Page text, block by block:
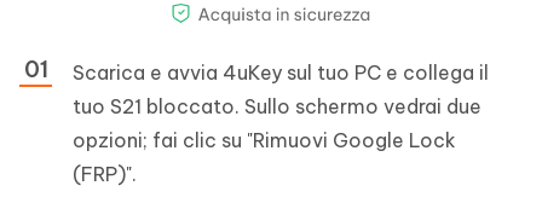
Scarica e avvia 4uKey sul tuo PC e collega il
tuo S21 bloccato. Sullo schermo vedrai due
opzioni; fai clic su "Rimuovi Google Lock
(FRP)".